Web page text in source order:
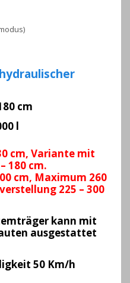
cm
l
cm, Variante mit
180 cm.
cm, Maximum 260
225 – 300
kann mit
ausgestattet
50 Km/h